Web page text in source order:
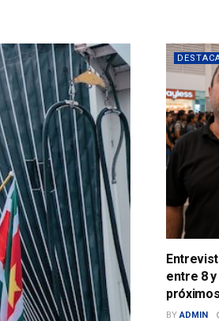
entre 8
BY ADMIN